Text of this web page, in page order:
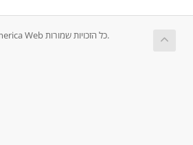
זכויות יוצרים © 2026 Air America Web כל הזכויות שמורות.